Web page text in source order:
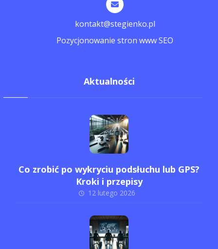
kontakt@stegienko.pl
Pozycjonowanie stron www SEO
Aktualności
Co zrobić po wykryciu podsłuchu lub GPS?
Kroki i przepisy
12 lutego 2026